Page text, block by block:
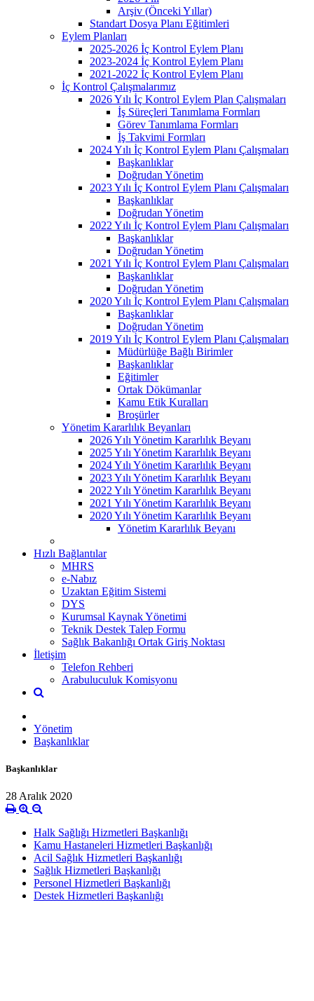
Arşiv (Önceki Yıllar)
Standart Dosya Planı Eğitimleri
Eylem Planları
2025-2026 İç Kontrol Eylem Planı
2023-2024 İç Kontrol Eylem Planı
2021-2022 İç Kontrol Eylem Planı
İç Kontrol Çalışmalarımız
2026 Yılı İç Kontrol Eylem Plan Çalışmaları
İş Süreçleri Tanımlama Formları
Görev Tanımlama Formları
İş Takvimi Formları
2024 Yılı İç Kontrol Eylem Planı Çalışmaları
Başkanlıklar
Doğrudan Yönetim
2023 Yılı İç Kontrol Eylem Planı Çalışmaları
Başkanlıklar
Doğrudan Yönetim
2022 Yılı İç Kontrol Eylem Planı Çalışmaları
Başkanlıklar
Doğrudan Yönetim
2021 Yılı İç Kontrol Eylem Planı Çalışmaları
Başkanlıklar
Doğrudan Yönetim
2020 Yılı İç Kontrol Eylem Planı Çalışmaları
Başkanlıklar
Doğrudan Yönetim
2019 Yılı İç Kontrol Eylem Planı Çalışmaları
Müdürlüğe Bağlı Birimler
Başkanlıklar
Eğitimler
Ortak Dökümanlar
Kamu Etik Kuralları
Broşürler
Yönetim Kararlılık Beyanları
2026 Yılı Yönetim Kararlılık Beyanı
2025 Yılı Yönetim Kararlılık Beyanı
2024 Yılı Yönetim Kararlılık Beyanı
2023 Yılı Yönetim Kararlılık Beyanı
2022 Yılı Yönetim Kararlılık Beyanı
2021 Yılı Yönetim Kararlılık Beyanı
2020 Yılı Yönetim Kararlılık Beyanı
Yönetim Kararlılık Beyanı
Hızlı Bağlantılar
MHRS
e-Nabız
Uzaktan Eğitim Sistemi
DYS
Kurumsal Kaynak Yönetimi
Teknik Destek Talep Formu
Sağlık Bakanlığı Ortak Giriş Noktası
İletişim
Telefon Rehberi
Arabuluculuk Komisyonu
Yönetim
Başkanlıklar
Başkanlıklar
28 Aralık 2020
Halk Sağlığı Hizmetleri Başkanlığı
Kamu Hastaneleri Hizmetleri Başkanlığı
Acil Sağlık Hizmetleri Başkanlığı
Sağlık Hizmetleri Başkanlığı
Personel Hizmetleri Başkanlığı
Destek Hizmetleri Başkanlığı